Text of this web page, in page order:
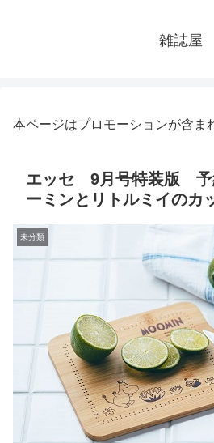
雑誌屋
本ページはプロモーションが含ま
エッセ 9月号特装版
ーミンとリトルミイのカ
未分類